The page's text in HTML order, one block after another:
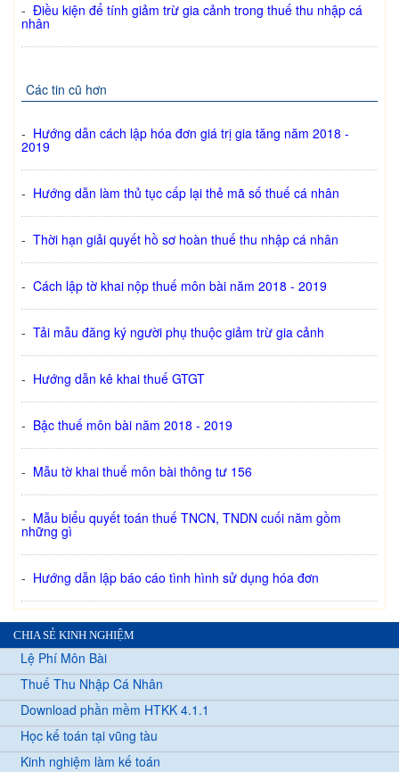
- Điều kiện để tính giảm trừ gia cảnh trong thuế thu nhập cá
nhân
Các tin cũ hơn
- Hướng dẫn cách lập hóa đơn giá trị gia tăng năm 2018 -
2019
- Hướng dẫn làm thủ tục cấp lại thẻ mã số thuế cá nhân
- Thời hạn giải quyết hồ sơ hoàn thuế thu nhập cá nhân
- Cách lập tờ khai nộp thuế môn bài năm 2018 - 2019
- Tải mẫu đăng ký người phụ thuộc giảm trừ gia cảnh
- Hướng dẫn kê khai thuế GTGT
- Bậc thuế môn bài năm 2018 - 2019
- Mẫu tờ khai thuế môn bài thông tư 156
- Mẫu biểu quyết toán thuế TNCN, TNDN cuối năm gồm
những gì
- Hướng dẫn lập báo cáo tình hình sử dụng hóa đơn
CHIA SẺ KINH NGHIỆM
Lệ Phí Môn Bài
Thuế Thu Nhập Cá Nhân
Download phần mềm HTKK 4.1.1
Học kế toán tại vũng tàu
Kinh nghiệm làm kế toán